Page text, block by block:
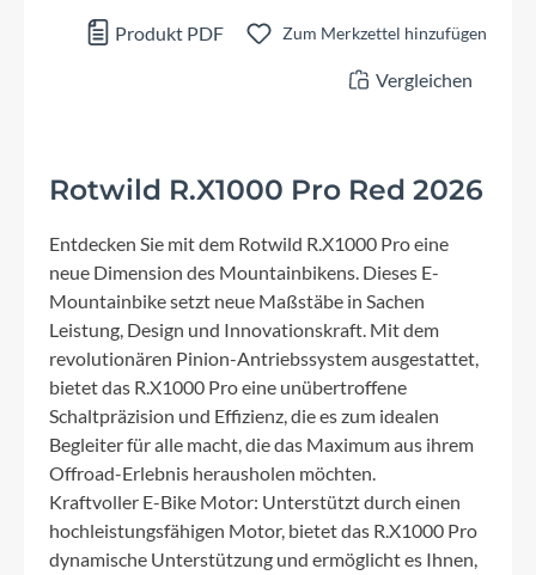
Produkt PDF Zum Merkzettel hinzufügen
Vergleichen
Rotwild R.X1000 Pro Red 2026
Entdecken Sie mit dem Rotwild R.X1000 Pro eine
neue Dimension des Mountainbikens. Dieses E-
Mountainbike setzt neue Maßstäbe in Sachen
Leistung, Design und Innovationskraft. Mit dem
revolutionären Pinion-Antriebssystem ausgestattet,
bietet das R.X1000 Pro eine unübertroffene
Schaltpräzision und Effizienz, die es zum idealen
Begleiter für alle macht, die das Maximum aus ihrem
Offroad-Erlebnis herausholen möchten.
Kraftvoller E-Bike Motor: Unterstützt durch einen
hochleistungsfähigen Motor, bietet das R.X1000 Pro
dynamische Unterstützung und ermöglicht es Ihnen,